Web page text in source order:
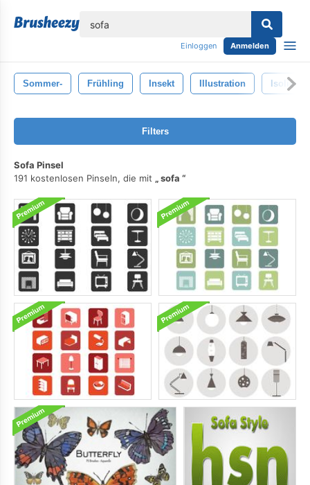
Einloggen Anmelden
Sommer- Frühling Insekt Illustration Isoliert
Filters
Sofa Pinsel
191 kostenlosen Pinseln, die mit
sofa